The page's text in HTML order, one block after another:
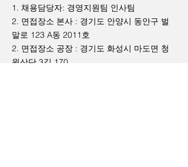
1. 채용담당자: 경영지원팀 인사팀
2. 면접장소 본사 : 경기도 안양시 동안구 벌
말로 123 A동 2011호
2. 면접장소 공장 : 경기도 화성시 마도면 청
원산단 3길 170